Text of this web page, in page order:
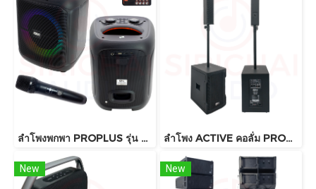
ลำโพงพกพา PROPLUS รุ่น GA8 บลูทูธ ลำโพง ACTIVE คอลั่ม PROPLUS รุ่น UZ12
New New